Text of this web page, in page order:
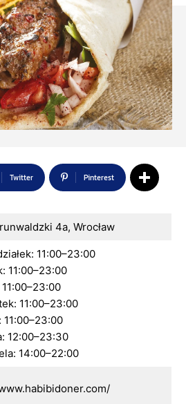
Twitter Pinterest
4a, Wrocław
11:00–23:00
11:00–23:00
11:00–23:00
11:00–23:00
12:00–23:30
14:00–22:00